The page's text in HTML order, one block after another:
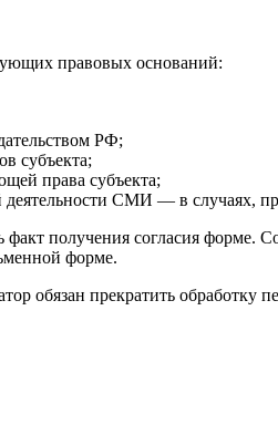
правовых оснований:
РФ;
субъекта;
права субъекта;
СМИ — в случаях,
получения согласия форме.
форме.
обязан прекратить